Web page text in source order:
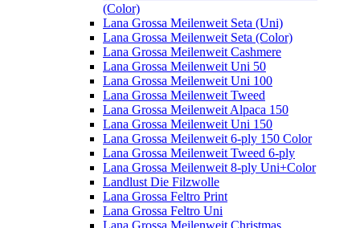
(Color)
Lana Grossa Meilenweit Seta (Uni)
Lana Grossa Meilenweit Seta (Color)
Lana Grossa Meilenweit Cashmere
Lana Grossa Meilenweit Uni 50
Lana Grossa Meilenweit Uni 100
Lana Grossa Meilenweit Tweed
Lana Grossa Meilenweit Alpaca 150
Lana Grossa Meilenweit Uni 150
Lana Grossa Meilenweit 6-ply 150 Color
Lana Grossa Meilenweit Tweed 6-ply
Lana Grossa Meilenweit 8-ply Uni+Color
Landlust Die Filzwolle
Lana Grossa Feltro Print
Lana Grossa Feltro Uni